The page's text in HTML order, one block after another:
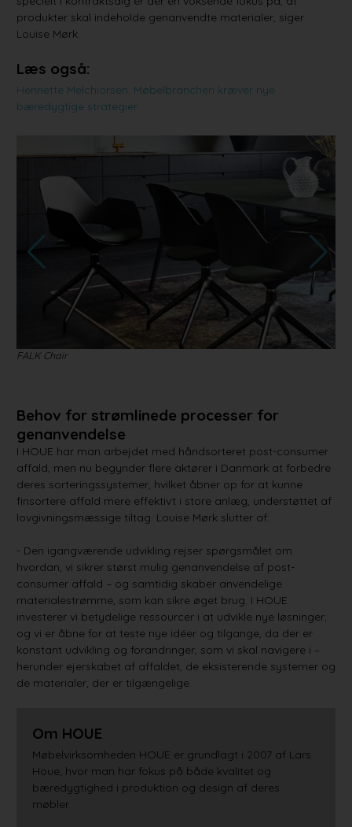
produkter skal indeholde genanvendte materialer, siger
Louise Mørk.
Læs også:
Henriette Melchiorsen: Møbelbranchen kræver nye
bæredygtige strategier
FALK Chair
Behov for strømlinede processer for
genanvendelse
I HOUE har man arbejdet med håndsorteret post-consumer
affald, men nu begynder flere aktører i Danmark at forbedre
deres sorteringssystemer, hvilket åbner op for at kunne
finsortere affald mere effektivt i store anlæg, understøttet af
lovgivningsmæssige tiltag. Louise Mørk slutter af:
- Den igangværende udvikling rejser spørgsmålet om
hvordan, vi sikrer størst mulig genanvendelse af post-
consumer affald – og samtidig skaber anvendelige
materialestrømme, som kan sikre øget brug. I HOUE
investerer vi betydelige ressourcer i at udvikle nye løsninger,
og vi er åbne for at teste nye idéer og tilgange, da der er
konstant udvikling og forandringer, som vi skal navigere i –
herunder ejerskabet af affaldet, de eksisterende systemer og
de materialer, der er tilgængelige.
Om HOUE
Møbelvirksomheden HOUE er grundlagt i 2007 af Lars
Houe, hvor man har fokus på både kvalitet og
bæredygtighed i produktion og design af deres
møbler.